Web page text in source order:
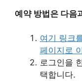
예약 방법은 다음
여기 링크
페이지로
로그인을
택합니다.